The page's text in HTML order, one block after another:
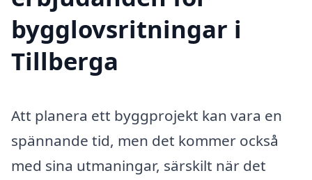
bygglovsritningar i
Tillberga
Att planera ett byggprojekt kan vara en
spännande tid, men det kommer också
med sina utmaningar, särskilt när det